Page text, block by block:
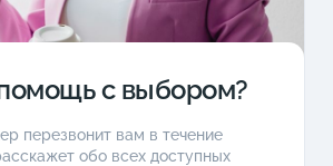
с выбором?
перезвонит вам в течение
обо всех доступных